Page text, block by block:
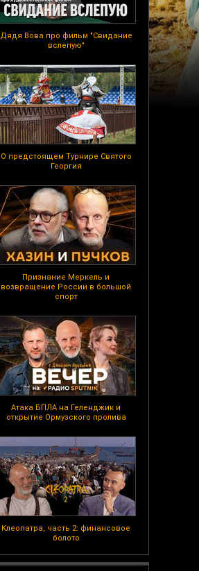
Дядя Вова про фильм "Свидание
вслепую"
О предстоящем Турнире Святого
Георгия
Признание Меркель и
возвращение России в большой
спорт
Атака БПЛА на Геленджик и
открытие Ормузского пролива
Клеопатра, часть 2: финансовое
болото